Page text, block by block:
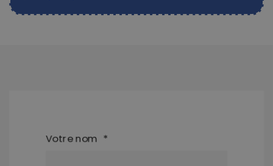
Votre nom *